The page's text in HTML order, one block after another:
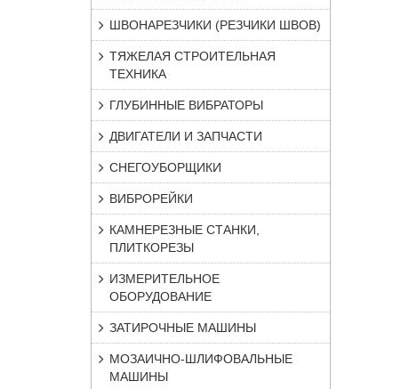
ШВОНАРЕЗЧИКИ (РЕЗЧИКИ ШВОВ)
ТЯЖЕЛАЯ СТРОИТЕЛЬНАЯ
ТЕХНИКА
ГЛУБИННЫЕ ВИБРАТОРЫ
ДВИГАТЕЛИ И ЗАПЧАСТИ
СНЕГОУБОРЩИКИ
ВИБРОРЕЙКИ
КАМНЕРЕЗНЫЕ СТАНКИ,
ПЛИТКОРЕЗЫ
ИЗМЕРИТЕЛЬНОЕ
ОБОРУДОВАНИЕ
ЗАТИРОЧНЫЕ МАШИНЫ
МОЗАИЧНО-ШЛИФОВАЛЬНЫЕ
МАШИНЫ